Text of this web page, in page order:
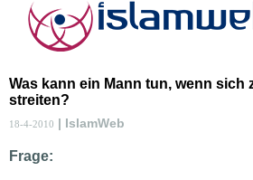
Was kann ein Mann tun, wenn sich
streiten?
18-4-2010 | IslamWeb
Frage: